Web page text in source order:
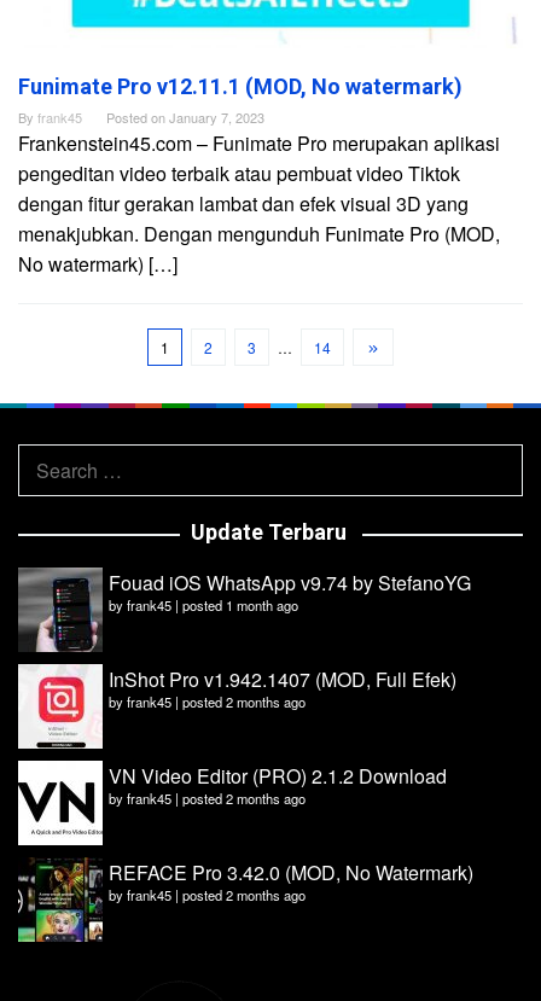
Funimate Pro v12.11.1 (MOD, No watermark)
By frank45 Posted onJanuary 7, 2023
Frankenstein45.com – Funimate Pro merupakan aplikasi
pengeditan video terbaik atau pembuat video Tiktok
dengan fitur gerakan lambat dan efek visual 3D yang
menakjubkan. Dengan mengunduh Funimate Pro (MOD,
No watermark) […]
1 2 3 … 14
Search
for:
Update Terbaru
Fouad iOS WhatsApp v9.74 by StefanoYG
byfrank45 | posted 1 month ago
InShot Pro v1.942.1407 (MOD, Full Efek)
byfrank45 | posted 2 months ago
VN Video Editor (PRO) 2.1.2 Download
byfrank45 | posted 2 months ago
REFACE Pro 3.42.0 (MOD, No Watermark)
byfrank45 | posted 2 months ago